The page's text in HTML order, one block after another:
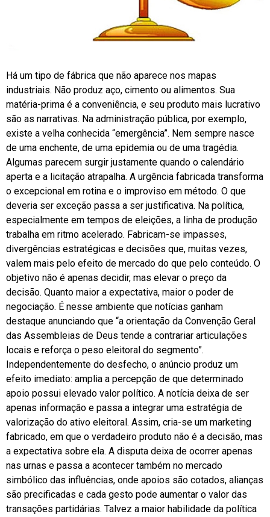
Há um tipo de fábrica que não aparece nos mapas
industriais. Não produz aço, cimento ou alimentos. Sua
matéria-prima é a conveniência, e seu produto mais lucrativo
são as narrativas. Na administração pública, por exemplo,
existe a velha conhecida “emergência”. Nem sempre nasce
de uma enchente, de uma epidemia ou de uma tragédia.
Algumas parecem surgir justamente quando o calendário
aperta e a licitação atrapalha. A urgência fabricada transforma
o excepcional em rotina e o improviso em método. O que
deveria ser exceção passa a ser justificativa. Na política,
especialmente em tempos de eleições, a linha de produção
trabalha em ritmo acelerado. Fabricam-se impasses,
divergências estratégicas e decisões que, muitas vezes,
valem mais pelo efeito de mercado do que pelo conteúdo. O
objetivo não é apenas decidir, mas elevar o preço da
decisão. Quanto maior a expectativa, maior o poder de
negociação. É nesse ambiente que notícias ganham
destaque anunciando que “a orientação da Convenção Geral
das Assembleias de Deus tende a contrariar articulações
locais e reforça o peso eleitoral do segmento”.
Independentemente do desfecho, o anúncio produz um
efeito imediato: amplia a percepção de que determinado
apoio possui elevado valor político. A notícia deixa de ser
apenas informação e passa a integrar uma estratégia de
valorização do ativo eleitoral. Assim, cria-se um marketing
fabricado, em que o verdadeiro produto não é a decisão, mas
a expectativa sobre ela. A disputa deixa de ocorrer apenas
nas urnas e passa a acontecer também no mercado
simbólico das influências, onde apoios são cotados, alianças
são precificadas e cada gesto pode aumentar o valor das
transações partidárias. Talvez a maior habilidade da política